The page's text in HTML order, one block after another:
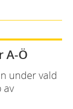
A-Ö
under vald
av